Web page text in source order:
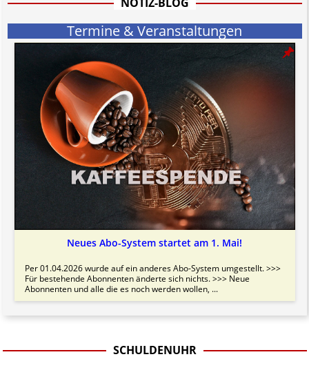
Termine & Veranstaltungen
Neues Abo-System startet am 1. Mai!
Per 01.04.2026 wurde auf ein anderes Abo-System umgestellt. >>>
Für bestehende Abonnenten änderte sich nichts. >>> Neue
Abonnenten und alle die es noch werden wollen, ...
SCHULDENUHR